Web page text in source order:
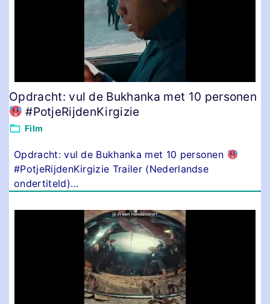
Opdracht: vul de Bukhanka met 10 personen
#PotjeRijdenKirgizie
Film
Opdracht: vul de Bukhanka met 10 personen
#PotjeRijdenKirgizie Trailer (Nederlandse
ondertiteld)…